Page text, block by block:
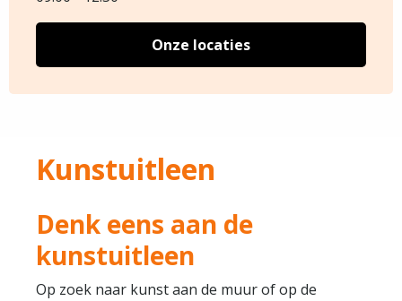
Onze locaties
Kunstuitleen
Denk eens aan de
kunstuitleen
Op zoek naar kunst aan de muur of op de